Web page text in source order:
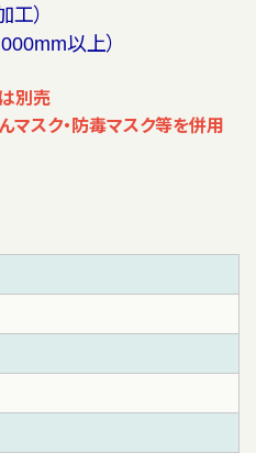
）
以上）
別売
マスク・防毒マスク等を併用